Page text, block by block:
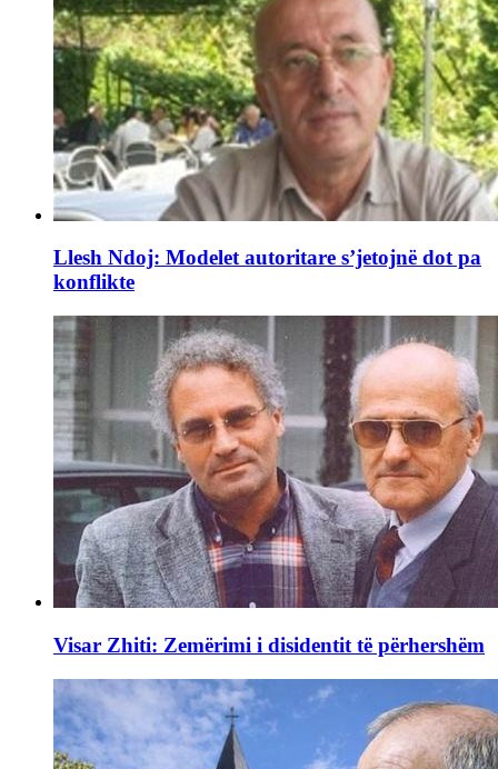
Llesh Ndoj: Modelet autoritare s’jetojnë dot pa
konflikte
Visar Zhiti: Zemërimi i disidentit të përhershëm